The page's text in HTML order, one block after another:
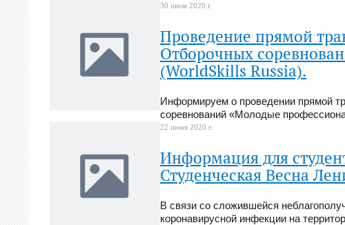
30 июля 2020 г.
Проведение прямой
Отборочных
(WorldSkills Russia).
Информируем о проведении прямой
соревнований «Молодые
22 июня 2020 г.
Информация для
Студенческая Весна
В связи со сложившейся
коронавирусной инфекции на